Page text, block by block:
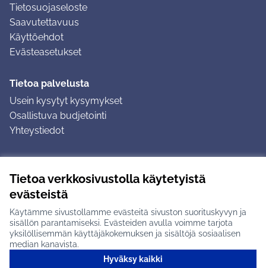
Tietoa verkkosivustolla käytetyistä
evästeistä
Käytämme sivustollamme evästeitä sivuston suorituskyvyn ja
sisällön parantamiseksi. Evästeiden avulla voimme tarjota
yksilöllisemmän käyttäjäkokemuksen ja sisältöjä sosiaalisen
median kanavista.
Hyväksy kaikki
Tietosuojaseloste
Saavutettavuus
Käyttöehdot
Evästeasetukset
Tietoa palvelusta
Usein kysytyt kysymykset
Osallistuva budjetointi
Yhteystiedot
Ohjeet kirjautumiseen
Ohjeet kommentin jättämiseen